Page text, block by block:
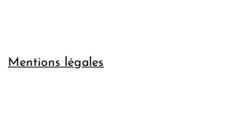
Mentions légales